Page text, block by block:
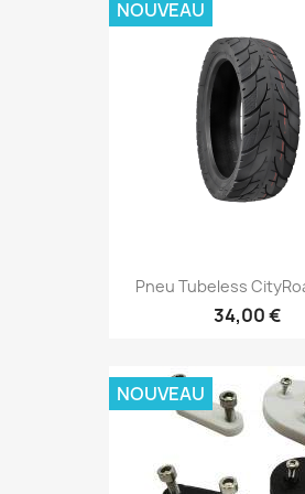
Pneu Tubeless
34,00 €
NOUVEAU
NOUVEAU